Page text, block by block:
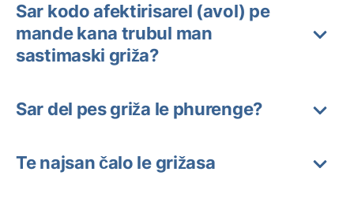
Sar kodo afektirisarel (avol) pe
mande kana trubul man
sastimaski griža?
Sar del pes griža le phurenge?
Te najsan čalo le grižasa